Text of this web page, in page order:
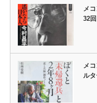
メ
32
メ
ル